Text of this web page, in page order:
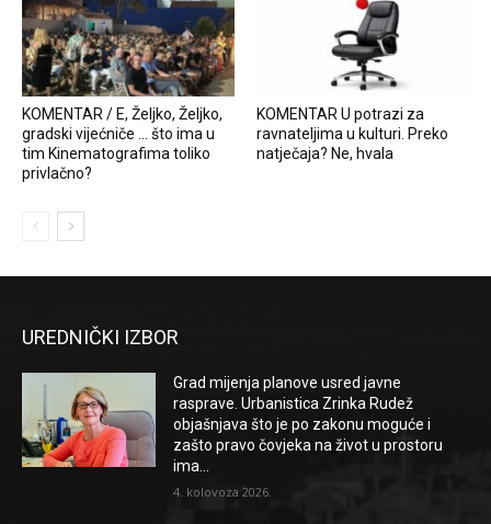
KOMENTAR / E, Željko, Željko,
gradski vijećniče … što ima u
tim Kinematografima toliko
privlačno?
KOMENTAR U potrazi za
ravnateljima u kulturi. Preko
natječaja? Ne, hvala
UREDNIČKI IZBOR
Grad mijenja planove usred javne
rasprave. Urbanistica Zrinka Rudež
objašnjava što je po zakonu moguće i
zašto pravo čovjeka na život u prostoru
ima...
4. kolovoza 2026.